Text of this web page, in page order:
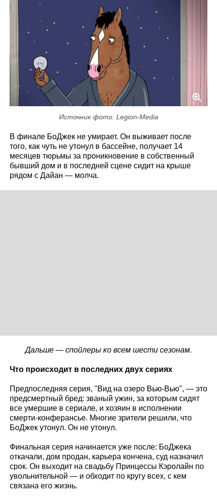
Источник фото: Legion-Media
В финале БоДжек не умирает. Он выживает после
того, как чуть не утонул в бассейне, получает 14
месяцев тюрьмы за проникновение в собственный
бывший дом и в последней сцене сидит на крыше
рядом с Дайан — молча.
Дальше — спойлеры ко всем шести сезонам.
Что происходит в последних двух сериях
Предпоследняя серия, "Вид на озеро Вью-Вью", — это
предсмертный бред: званый ужин, за которым сидят
все умершие в сериале, и хозяин в исполнении
смерти-конферансье. Многие зрители решили, что
БоДжек утонул. Он не утонул.
Финальная серия начинается уже после: БоДжека
откачали, дом продан, карьера кончена, суд назначил
срок. Он выходит на свадьбу Принцессы Кэролайн по
увольнительной — и обходит по кругу всех, с кем
связана его жизнь.